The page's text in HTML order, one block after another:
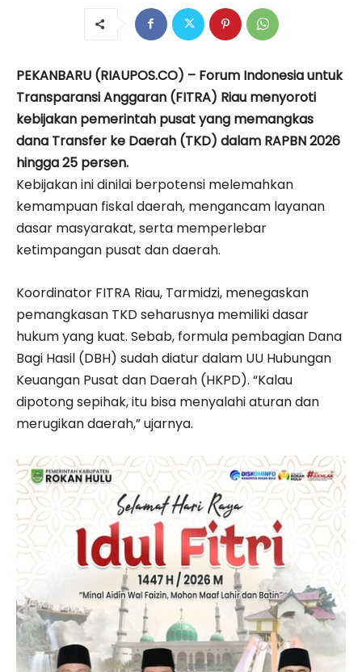
PEKANBARU (RIAUPOS.CO) – Forum Indonesia untuk
Transparansi Anggaran (FITRA) Riau menyoroti
kebijakan pemerintah pusat yang memangkas
dana Transfer ke Daerah (TKD) dalam RAPBN 2026
hingga 25 persen.
Kebijakan ini dinilai berpotensi melemahkan
kemampuan fiskal daerah, mengancam layanan
dasar masyarakat, serta memperlebar
ketimpangan pusat dan daerah.
Koordinator FITRA Riau, Tarmidzi, menegaskan
pemangkasan TKD seharusnya memiliki dasar
hukum yang kuat. Sebab, formula pembagian Dana
Bagi Hasil (DBH) sudah diatur dalam UU Hubungan
Keuangan Pusat dan Daerah (HKPD). “Kalau
dipotong sepihak, itu bisa menyalahi aturan dan
merugikan daerah,” ujarnya.